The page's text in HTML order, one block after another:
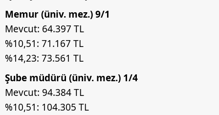
Memur (üniv. mez.) 9/1
Mevcut: 64.397 TL
%10,51: 71.167 TL
%14,23: 73.561 TL
Şube müdürü (üniv. mez.) 1/4
Mevcut: 94.384 TL
%10,51: 104.305 TL